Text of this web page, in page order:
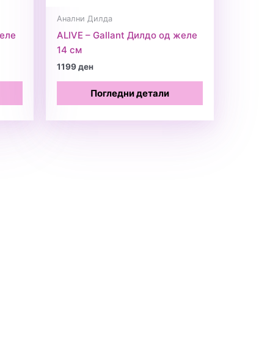
Анални Дилда
ALIVE – Gallant Дилдо од желе
14 см
1199ден
Погледни детали